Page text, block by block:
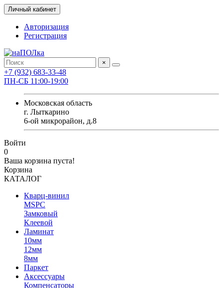
Личный кабинет
Авторизация
Регистрация
×
+7 (932) 683-33-48
ПН-СБ 11:00-19:00
Московская область
г. Лыткарино
6-ой микрорайон, д.8
Войти
0
Ваша корзина пуста!
Корзина
КАТАЛОГ
Кварц-винил
MSPC
Замковый
Клеевой
Ламинат
10мм
12мм
8мм
Паркет
Аксессуары
Компенсаторы